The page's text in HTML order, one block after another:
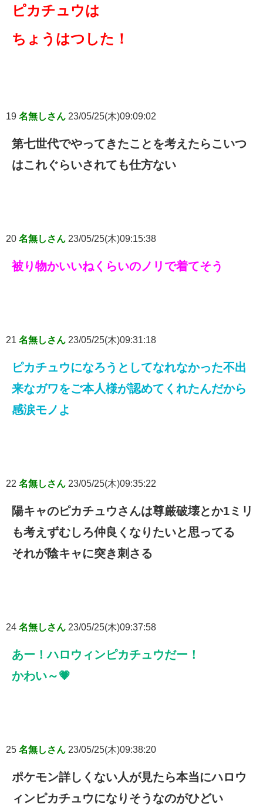
ピカチュウは
ちょうはつした！
19 名無しさん 23/05/25(木)09:09:02
第七世代でやってきたことを考えたらこいつ
はこれぐらいされても仕方ない
20 名無しさん 23/05/25(木)09:15:38
被り物かいいねくらいのノリで着てそう
21 名無しさん 23/05/25(木)09:31:18
ピカチュウになろうとしてなれなかった不出
来なガワをご本人様が認めてくれたんだから
感涙モノよ
22 名無しさん 23/05/25(木)09:35:22
陽キャのピカチュウさんは尊厳破壊とか1ミリ
も考えずむしろ仲良くなりたいと思ってる
それが陰キャに突き刺さる
24 名無しさん 23/05/25(木)09:37:58
あー！ハロウィンピカチュウだー！
かわい～💗
25 名無しさん 23/05/25(木)09:38:20
ポケモン詳しくない人が見たら本当にハロウ
ィンピカチュウになりそうなのがひどい